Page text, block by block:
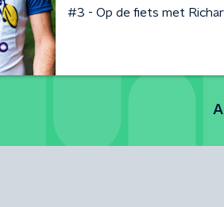
#3 - Op de fiets met